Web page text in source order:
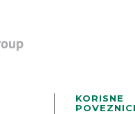
KORISNE